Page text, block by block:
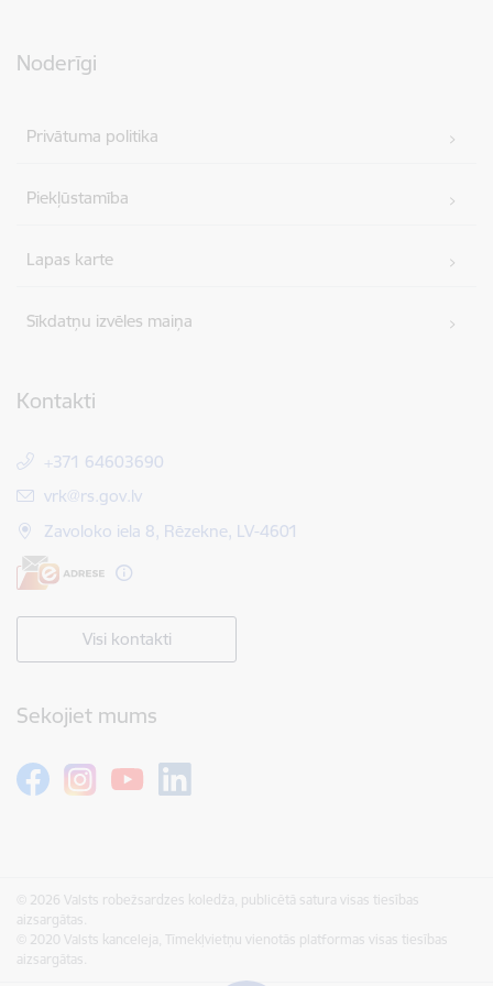
Noderīgi
Privātuma politika
Piekļūstamība
Lapas karte
Sīkdatņu izvēles maiņa
Kontakti
+371 64603690
E-pasts:
vrk@rs.gov.lv
Zavoloko iela 8, Rēzekne, LV-4601
Visi kontakti
Sekojiet mums
© 2026 Valsts robežsardzes koledža, publicētā satura visas tiesības
aizsargātas.
© 2020 Valsts kanceleja, Tīmekļvietņu vienotās platformas visas tiesības
aizsargātas.